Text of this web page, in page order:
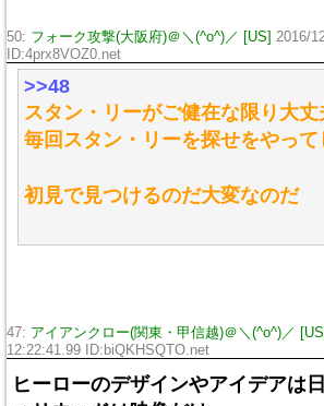
50: フォーク攻撃(大阪府)＠＼(^o^)／ [US]
2016/
ID:4prx8VOZ0.net
>>48
スタン・リーがご健在な限り大丈
毎回スタン・リーを探せをやって
初見で見つけるのだ大変なのだ
47: アイアンクロー(関東・甲信越)＠＼(^o^)／ [US]
12:22:41.99 ID:biQKHSQTO.net
ヒーローのデザインやアイデアは